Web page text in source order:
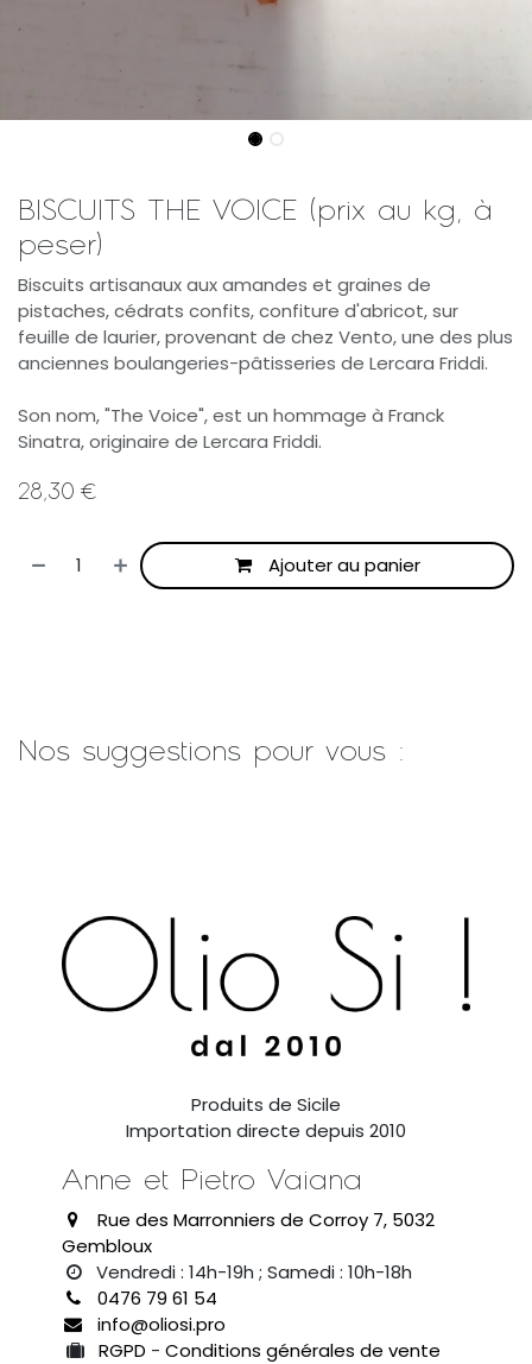
BISCUITS THE VOICE (prix au kg, à
peser)
Biscuits artisanaux aux amandes et graines de
pistaches, cédrats confits, confiture d'abricot, sur
feuille de laurier, provenant de chez Vento, une des plus
anciennes boulangeries-pâtisseries de Lercara Friddi.
Son nom, "The Voice", est un hommage à Franck
Sinatra, originaire de Lercara Friddi.
28,30 €
Ajouter au panier
Nos suggestions pour vous :
Produits de Sicile
Importation directe depuis 2010
Anne et Pietro Vaiana
Rue des Marronniers de Corroy 7, 5032
Gembloux
Vendredi : 14h-19h ; Samedi : 10h-18h
0476 79 61 54
info@oliosi.pro
RGPD -Conditions générales de vente